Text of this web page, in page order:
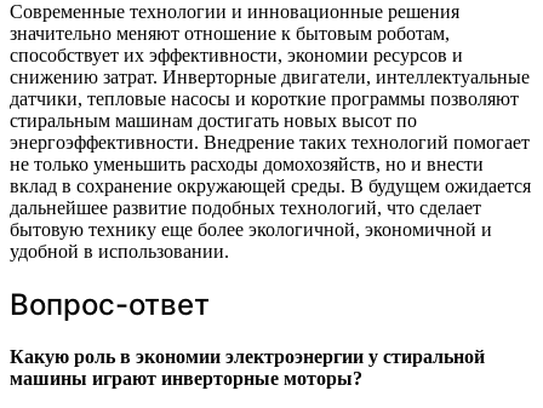
Современные технологии и инновационные решения
значительно меняют отношение к бытовым роботам,
способствует их эффективности, экономии ресурсов и
снижению затрат. Инверторные двигатели, интеллектуальные
датчики, тепловые насосы и короткие программы позволяют
стиральным машинам достигать новых высот по
энергоэффективности. Внедрение таких технологий помогает
не только уменьшить расходы домохозяйств, но и внести
вклад в сохранение окружающей среды. В будущем ожидается
дальнейшее развитие подобных технологий, что сделает
бытовую технику еще более экологичной, экономичной и
удобной в использовании.
Вопрос-ответ
Какую роль в экономии электроэнергии у стиральной
машины играют инверторные моторы?